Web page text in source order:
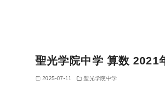
聖光学院中学 算数 2021
2025-07-11 聖光学院中学